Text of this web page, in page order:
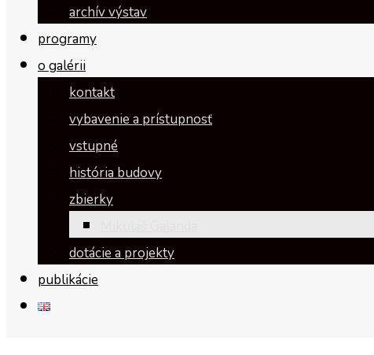
archív výstav
programy
o galérii
kontakt
vybavenie a prístupnosť
vstupné
história budovy
zbierky
dotácie a projekty
publikácie